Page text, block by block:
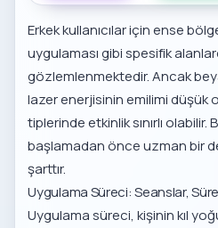
Erkek kullanıcılar içinense
uygulamasıgibi spesifik
gözlemlenmektedir. Ancak
lazer enerjisinin emilimi düşük
tiplerinde etkinlik sınırlı
başlamadan önce uzman bir
şarttır.
Uygulama Süreci: Seanslar, Süre
Uygulama süreci, kişinin kıl